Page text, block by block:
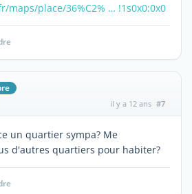
maps/place/36%C2% … !1s0x0:0x0
il y a 12 ans #7
un quartier sympa? Me
d'autres quartiers pour habiter?